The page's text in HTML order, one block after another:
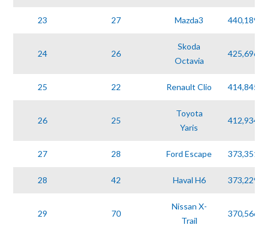
23 27 Mazda3 440,189
24 26
Skoda
Octavia
425,696
25 22 Renault Clio 414,845
26 25
Toyota
Yaris
412,934
27 28 Ford Escape 373,351
28 42 Haval H6 373,229
29 70
Nissan X-
Trail
370,566